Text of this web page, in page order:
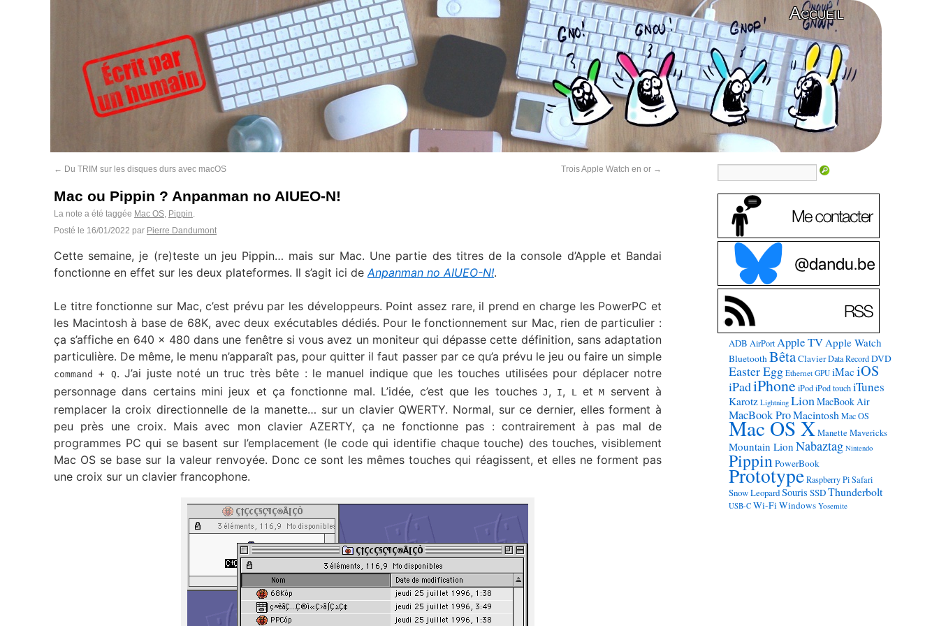
Accueil
← Du TRIM sur les disques durs avec macOS Trois Apple Watch en or →
Mac ou Pippin ? Anpanman no AIUEO-N!
La note a été taggée Mac OS, Pippin.
Posté le 16/01/2022 par Pierre Dandumont
Cette semaine, je (re)teste un jeu Pippin… mais sur Mac. Une partie des titres de la console d’Apple et Bandai
fonctionne en effet sur les deux plateformes. Il s’agit ici deAnpanman no AIUEO-N!.
Le titre fonctionne sur Mac, c’est prévu par les développeurs. Point assez rare, il prend en charge les PowerPC et
les Macintosh à base de 68K, avec deux exécutables dédiés. Pour le fonctionnement sur Mac, rien de particulier :
ça s’affiche en 640 x 480 dans une fenêtre si vous avez un moniteur qui dépasse cette définition, sans adaptation
particulière. De même, le menu n’apparaît pas, pour quitter il faut passer par ce qu’a prévu le jeu ou faire un simple
command + Q. J’ai juste noté un truc très bête : le manuel indique que les touches utilisées pour déplacer notre
personnage dans certains mini jeux et ça fonctionne mal. L’idée, c’est que les touches J , I, LetM
servent à
remplacer la croix directionnelle de la manette… sur un clavier QWERTY. Normal, sur ce dernier, elles forment à
peu près une croix. Mais avec mon clavier AZERTY, ça ne fonctionne pas : contrairement à pas mal de
programmes PC qui se basent sur l’emplacement (le code qui identifie chaque touche) des touches, visiblement
Mac OS se base sur la valeur renvoyée. Donc ce sont les mêmes touches qui réagissent, et elles ne forment pas
une croix sur un clavier francophone.
ADB AirPort Apple TVApple Watch
BluetoothBêtaClavier Data Record DVD
Easter Egg Ethernet GPU iMaciOS
iPadiPhone iPod iPod touch iTunes
Karotz Lightning LionMacBook Air
MacBook ProMacintosh Mac OS
Mac OS X Manette Mavericks
Mountain Lion Nabaztag Nintendo
PippinPowerBook
Prototype Raspberry Pi Safari
Snow LeopardSouris SSDThunderbolt
USB-C Wi-FiWindows Yosemite